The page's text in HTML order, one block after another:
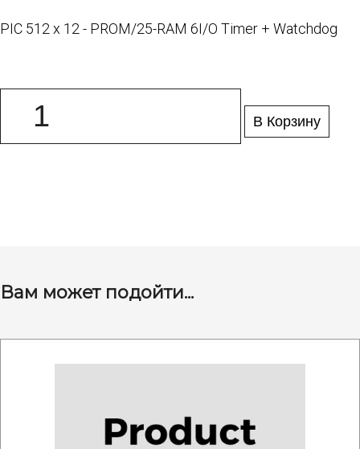
PIC 512 x 12 - PROM/25-RAM 6I/O Timer + Watchdog
В Корзину
Вам может подойти...